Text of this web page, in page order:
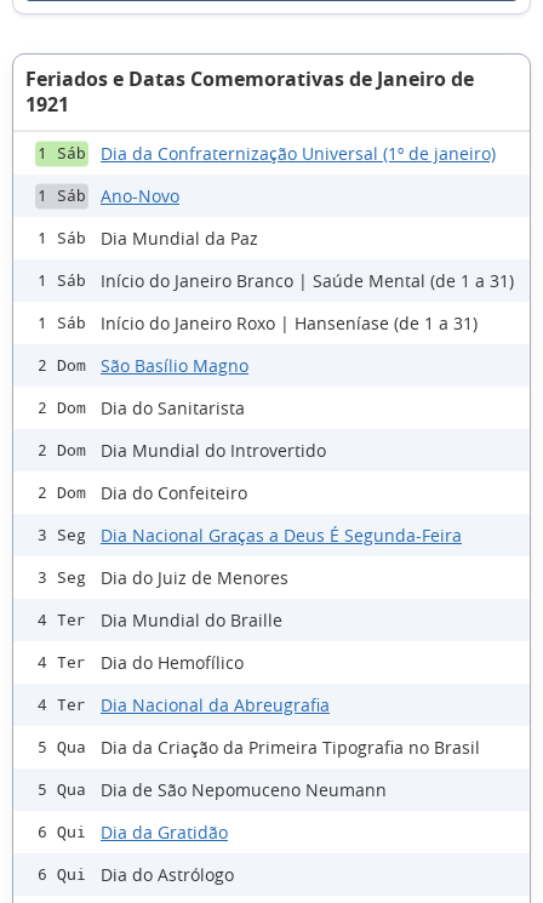
Feriados e Datas Comemorativas de Janeiro de
1921
1 Sáb Dia da Confraternização Universal (1º de janeiro)
1 Sáb Ano-Novo
1 Sáb Dia Mundial da Paz
1 Sáb Início do Janeiro Branco | Saúde Mental (de 1 a 31)
1 Sáb Início do Janeiro Roxo | Hanseníase (de 1 a 31)
2 Dom São Basílio Magno
2 Dom Dia do Sanitarista
2 Dom Dia Mundial do Introvertido
2 Dom Dia do Confeiteiro
3 Seg Dia Nacional Graças a Deus É Segunda-Feira
3 Seg Dia do Juiz de Menores
4 Ter Dia Mundial do Braille
4 Ter Dia do Hemofílico
4 Ter Dia Nacional da Abreugrafia
5 Qua Dia da Criação da Primeira Tipografia no Brasil
5 Qua Dia de São Nepomuceno Neumann
6 Qui Dia da Gratidão
6 Qui Dia do Astrólogo